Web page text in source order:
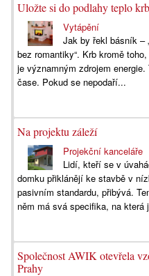
Uložte si do podlahy teplo
Vytápění
Jak by řekl básník –
bez romantiky“. Krb kromě
je významným zdrojem
čase. Pokud se nepodaří...
Na projektu záleží
Projekční kanceláře
Lidí, kteří se v
domku přiklánějí ke stavbě v
pasivním standardu, přibývá.
něm má svá specifika, na která
Společnost AWIK otevřela
Prahy